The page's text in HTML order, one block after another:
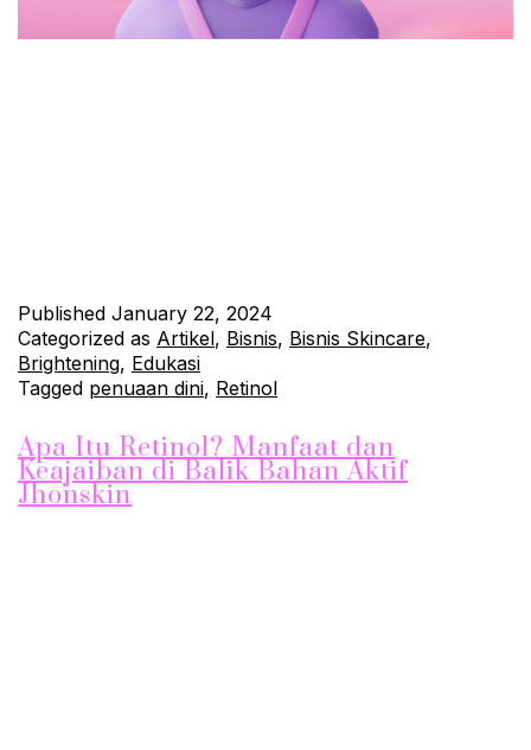
Published January 22, 2024
Categorized as Artikel, Bisnis, Bisnis Skincare,
Brightening, Edukasi
Tagged penuaan dini, Retinol
Apa Itu Retinol? Manfaat dan
Keajaiban di Balik Bahan Aktif
Jhonskin